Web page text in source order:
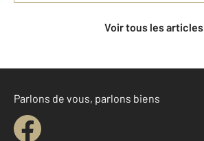
Voir tous les articles
Parlons de vous, parlons biens